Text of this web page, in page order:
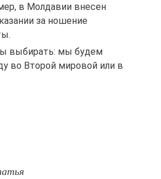
в Молдавии внесен
за ношение
выбирать: мы будем
во Второй мировой или в